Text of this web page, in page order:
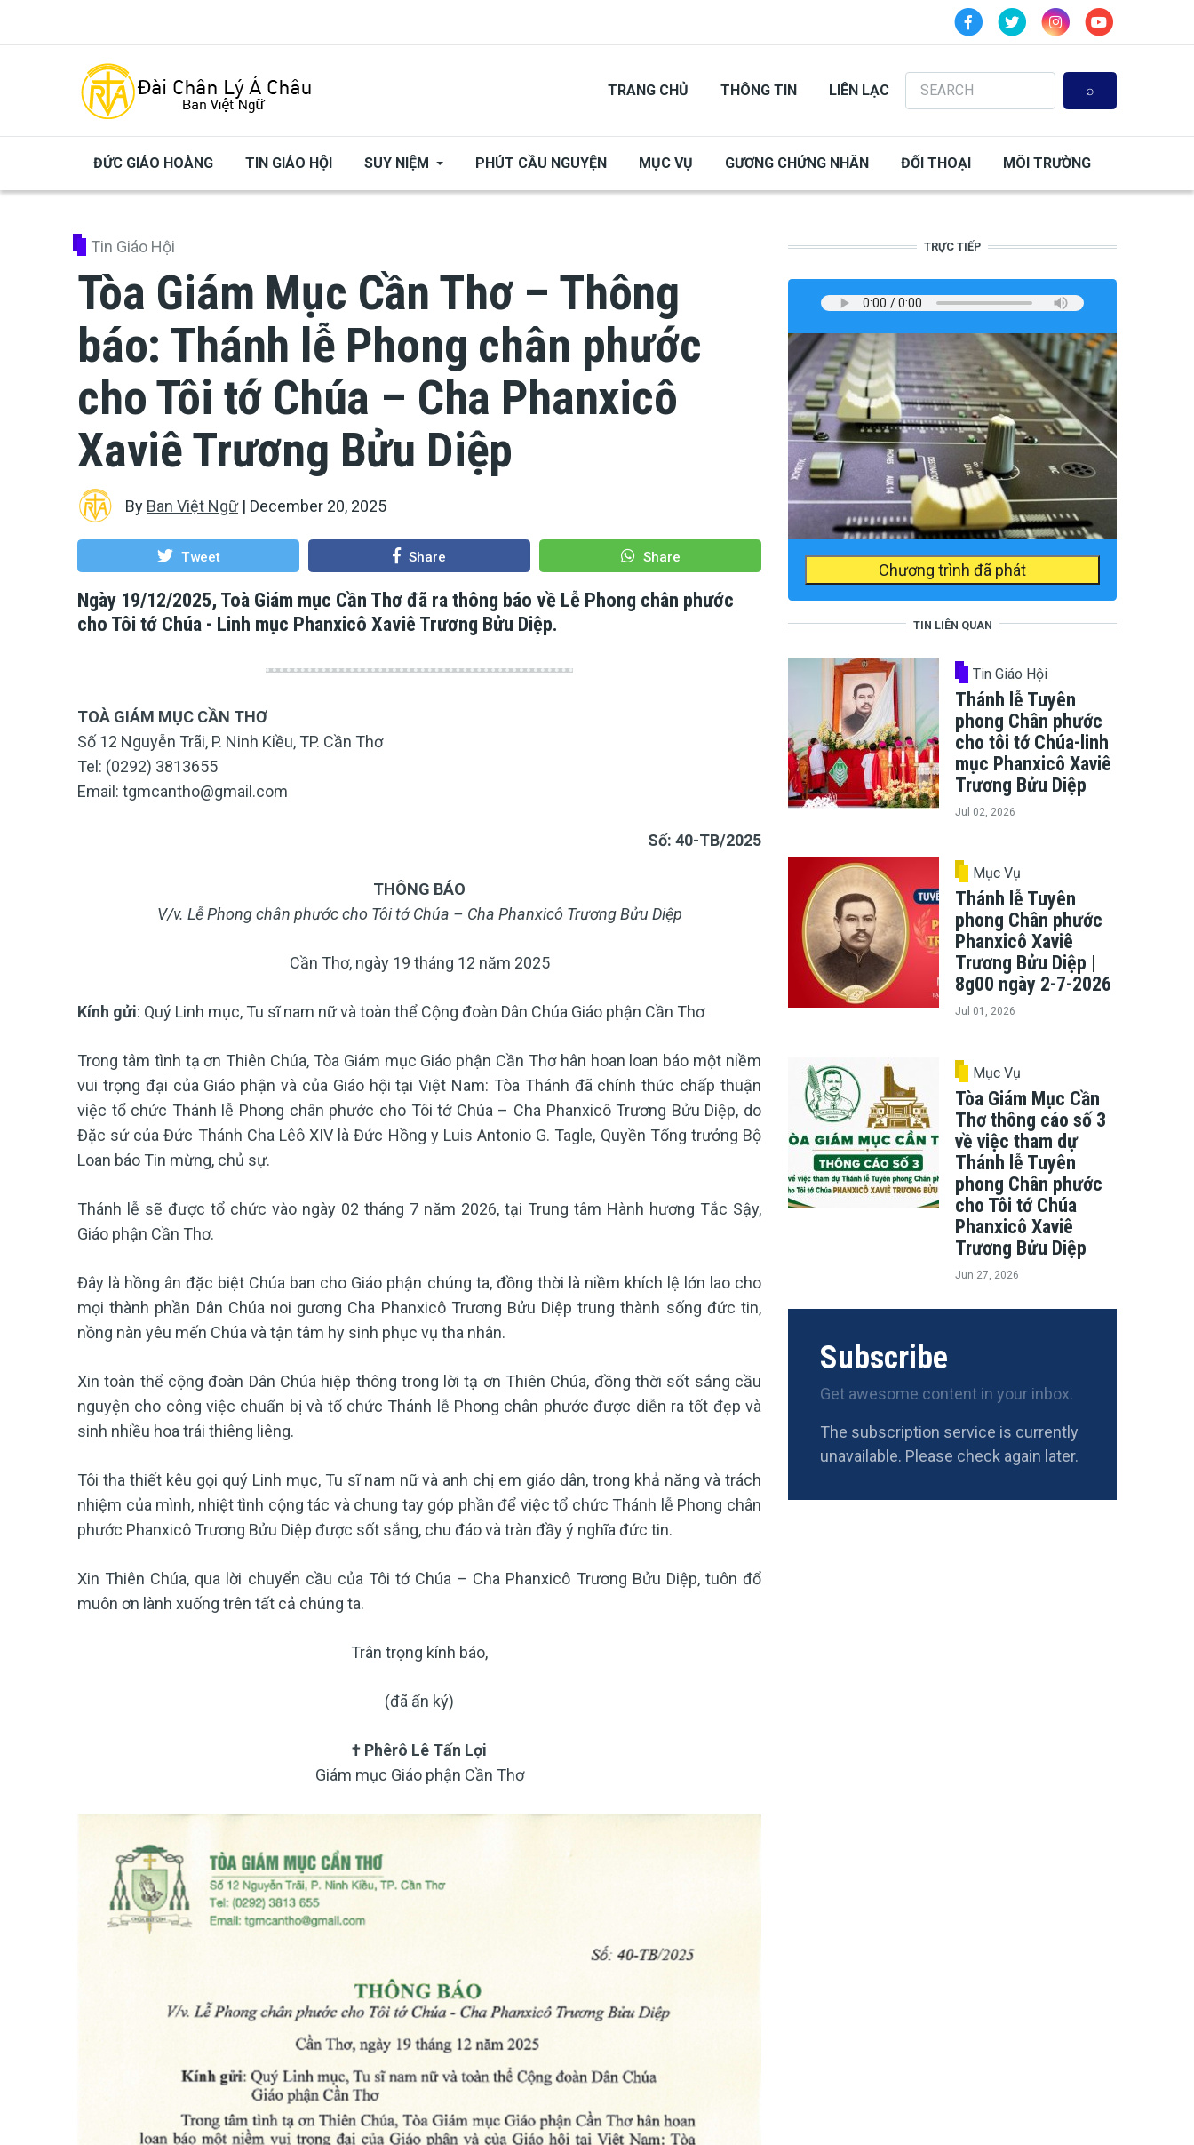
TRANG CHỦ THÔNG TIN LIÊN LẠC
Search
ĐỨC GIÁO HOÀNG TIN GIÁO HỘI SUY NIỆM PHÚT CẦU NGUYỆN MỤC VỤ GƯƠNG CHỨNG NHÂN ĐỐI THOẠI MÔI TRƯỜNG
Tin Giáo Hội
Tòa Giám Mục Cần Thơ – Thông
báo: Thánh lễ Phong chân phước
cho Tôi tớ Chúa – Cha Phanxicô
Xaviê Trương Bửu Diệp
By Ban Việt Ngữ| December 20, 2025
Tweet Share Share
Ngày 19/12/2025, Toà Giám mục Cần Thơ đã ra thông báo về Lễ Phong chân phước
cho Tôi tớ Chúa - Linh mục Phanxicô Xaviê Trương Bửu Diệp.
TOÀ GIÁM MỤC CẦN THƠ
Số 12 Nguyễn Trãi, P. Ninh Kiều, TP. Cần Thơ
Tel: (0292) 3813655
Email: tgmcantho@gmail.com
Số: 40-TB/2025
THÔNG BÁO
V/v. Lễ Phong chân phước cho Tôi tớ Chúa – Cha Phanxicô Trương Bửu Diệp
Cần Thơ, ngày 19 tháng 12 năm 2025
Kính gửi: Quý Linh mục, Tu sĩ nam nữ và toàn thể Cộng đoàn Dân Chúa Giáo phận Cần Thơ
Trong tâm tình tạ ơn Thiên Chúa, Tòa Giám mục Giáo phận Cần Thơ hân hoan loan báo một niềm
vui trọng đại của Giáo phận và của Giáo hội tại Việt Nam: Tòa Thánh đã chính thức chấp thuận
việc tổ chức Thánh lễ Phong chân phước cho Tôi tớ Chúa – Cha Phanxicô Trương Bửu Diệp, do
Đặc sứ của Đức Thánh Cha Lêô XIV là Đức Hồng y Luis Antonio G. Tagle, Quyền Tổng trưởng Bộ
Loan báo Tin mừng, chủ sự.
Thánh lễ sẽ được tổ chức vào ngày 02 tháng 7 năm 2026, tại Trung tâm Hành hương Tắc Sậy,
Giáo phận Cần Thơ.
Đây là hồng ân đặc biệt Chúa ban cho Giáo phận chúng ta, đồng thời là niềm khích lệ lớn lao cho
mọi thành phần Dân Chúa noi gương Cha Phanxicô Trương Bửu Diệp trung thành sống đức tin,
nồng nàn yêu mến Chúa và tận tâm hy sinh phục vụ tha nhân.
Xin toàn thể cộng đoàn Dân Chúa hiệp thông trong lời tạ ơn Thiên Chúa, đồng thời sốt sắng cầu
nguyện cho công việc chuẩn bị và tổ chức Thánh lễ Phong chân phước được diễn ra tốt đẹp và
sinh nhiều hoa trái thiêng liêng.
Tôi tha thiết kêu gọi quý Linh mục, Tu sĩ nam nữ và anh chị em giáo dân, trong khả năng và trách
nhiệm của mình, nhiệt tình cộng tác và chung tay góp phần để việc tổ chức Thánh lễ Phong chân
phước Phanxicô Trương Bửu Diệp được sốt sắng, chu đáo và tràn đầy ý nghĩa đức tin.
Xin Thiên Chúa, qua lời chuyển cầu của Tôi tớ Chúa – Cha Phanxicô Trương Bửu Diệp, tuôn đổ
muôn ơn lành xuống trên tất cả chúng ta.
Trân trọng kính báo,
(đã ấn ký)
† Phêrô Lê Tấn Lợi
Giám mục Giáo phận Cần Thơ
TRỰC TIẾP
Chương trình đã phát
TIN LIÊN QUAN
Tin Giáo Hội
Thánh lễ Tuyên
phong Chân phước
cho tôi tớ Chúa-linh
mục Phanxicô Xaviê
Trương Bửu Diệp
Jul 02, 2026
Mục Vụ
Thánh lễ Tuyên
phong Chân phước
Phanxicô Xaviê
Trương Bửu Diệp |
8g00 ngày 2-7-2026
Jul 01, 2026
Mục Vụ
Tòa Giám Mục Cần
Thơ thông cáo số 3
về việc tham dự
Thánh lễ Tuyên
phong Chân phước
cho Tôi tớ Chúa
Phanxicô Xaviê
Trương Bửu Diệp
Jun 27, 2026
Subscribe
Get awesome content in your inbox.
The subscription service is currently
unavailable. Please check again later.